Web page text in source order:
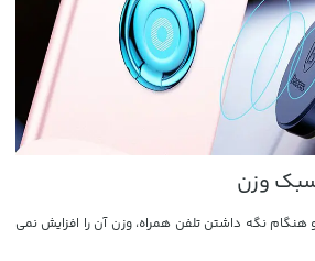
سبک وزن
و هنگام نگه داشتن تلفن همراه، وزن آن را افزایش نمی